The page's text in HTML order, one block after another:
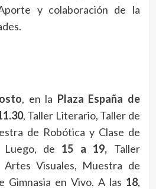
y colaboración de la
, en la Plaza España de
, Taller Literario, Taller de
de Robótica y Clase de
Luego, de 15 a 19, Taller
Visuales, Muestra de
Gimnasia en Vivo. A las 18,